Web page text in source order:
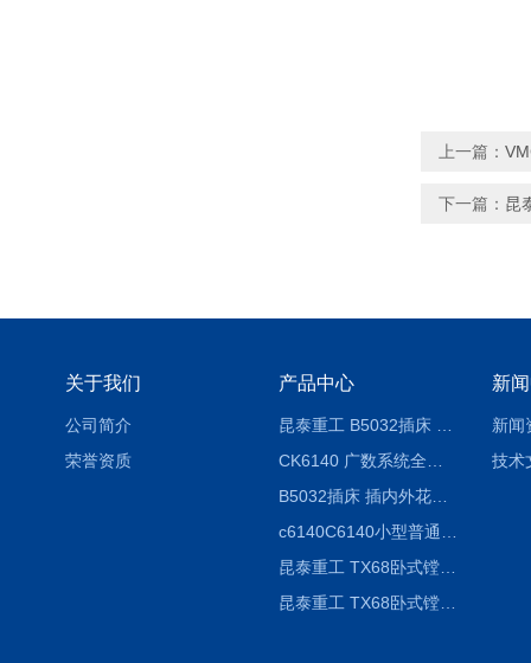
上一篇：
下一篇： 昆
关于我们
公司简介
荣誉资质
产品中心
B5032插床 插内外花键槽 B5020液压立式插床
昆泰重工 TX68卧式镗床 镗孔机 镗缸机
昆泰重工 TX68卧式镗床 镗孔机 镗缸机 单柱
新
新闻
技术